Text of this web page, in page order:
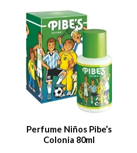
Perfume Niños Pibe’s
Colonia 80ml